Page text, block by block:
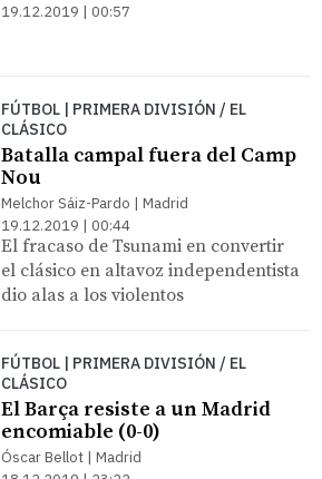
19.12.2019 | 00:57
FÚTBOL | PRIMERA DIVISIÓN / EL
CLÁSICO
Batalla campal fuera del Camp
Nou
Melchor Sáiz-Pardo | Madrid
19.12.2019 | 00:44
El fracaso de Tsunami en convertir
el clásico en altavoz independentista
dio alas a los violentos
FÚTBOL | PRIMERA DIVISIÓN / EL
CLÁSICO
El Barça resiste a un Madrid
encomiable (0-0)
Óscar Bellot | Madrid